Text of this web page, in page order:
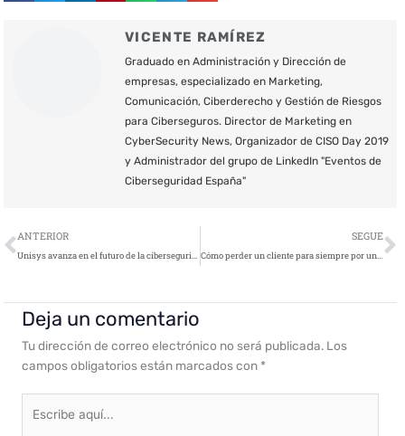
VICENTE RAMÍREZ
Graduado en Administración y Dirección de
empresas, especializado en Marketing,
Comunicación, Ciberderecho y Gestión de Riesgos
para Ciberseguros. Director de Marketing en
CyberSecurity News, Organizador de CISO Day 2019
y Administrador del grupo de LinkedIn "Eventos de
Ciberseguridad España"
Ant
ANTERIOR
Unisys avanza en el futuro de la ciberseguridad con las nuevas funciones de aislamiento de usuarios y dispositivos en Stealth 4.0
SEGUE
Cómo perder un cliente para siempre por un ciberataque
Deja un comentario
Tu dirección de correo electrónico no será publicada. Los
campos obligatorios están marcados con *
aquí...